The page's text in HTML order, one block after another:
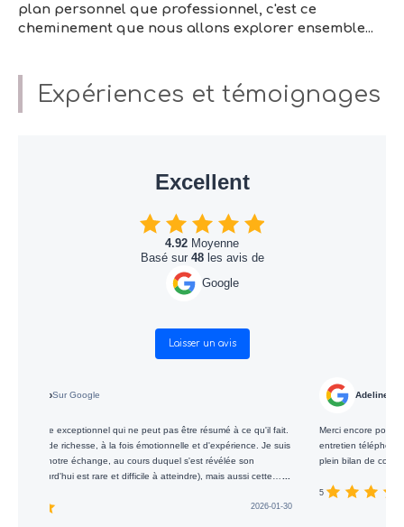
plan personnel que professionnel, c'est ce
cheminement que nous allons explorer ensemble...
Expériences et témoignages
Excellent
4.92 Moyenne
Basé sur 48les avis de
Google
Laisser un avis
à ce qu'il fait.
Je suis
aussi cette
reflété dans sa
...
2026-01-30
Merci encore pour votre bienveillance ainsi que vos conseils lors de
entretien téléphonique aujourd’hui au sujet de votre parcours
plein bilan de compétences, votre témoignage me sera d’une grande